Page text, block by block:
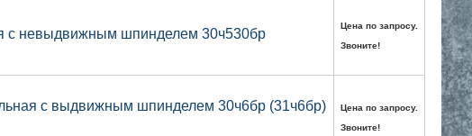
с невыдвижным шпинделем 30ч530бр
Цена по запросу.
Звоните!
с выдвижным шпинделем 30ч6бр (31ч6бр)
Цена по запросу.
Звоните!